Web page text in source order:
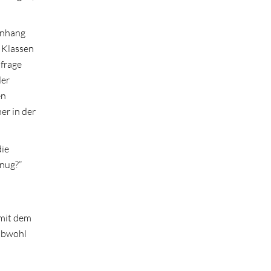
in der
dem